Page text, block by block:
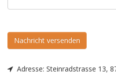
Nachricht versenden
Adresse: Steinradstrasse 13,